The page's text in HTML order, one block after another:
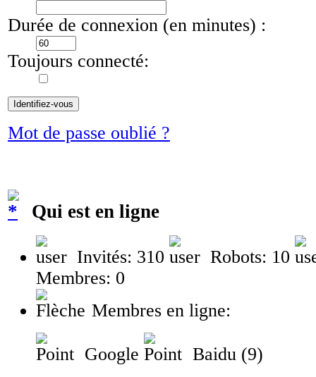
Durée de connexion (en minutes) :
Toujours connecté:
Mot de passe oublié ?
Qui est en ligne
Invités: 310
Robots: 10
Membres: 0
Membres en ligne:
Google Baidu (9)